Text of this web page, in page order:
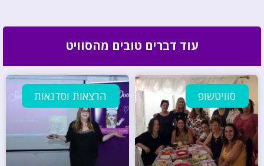
עוד דברים טובים מהסוויט
סוויטשופ הרצאות וסדנאות